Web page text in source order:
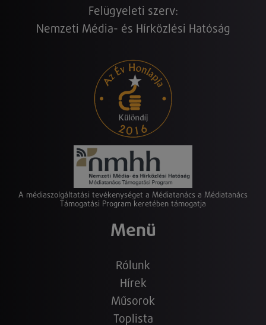
Felügyeleti szerv:
Nemzeti Média- és Hírközlési Hatóság
A médiaszolgáltatási tevékenységet a Médiatanács a Médiatanács
Támogatási Program keretében támogatja
Menü
Rólunk
Hírek
Műsorok
Toplista